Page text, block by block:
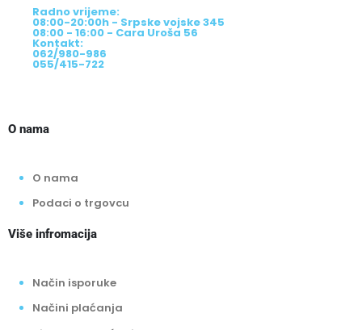
Radno vrijeme:
08:00-20:00h - Srpske vojske 345
08:00 - 16:00 - Cara Uroša 56
Kontakt:
062/980-986
055/415-722
O nama
O nama
Podaci o trgovcu
Više infromacija
Način isporuke
Načini plaćanja